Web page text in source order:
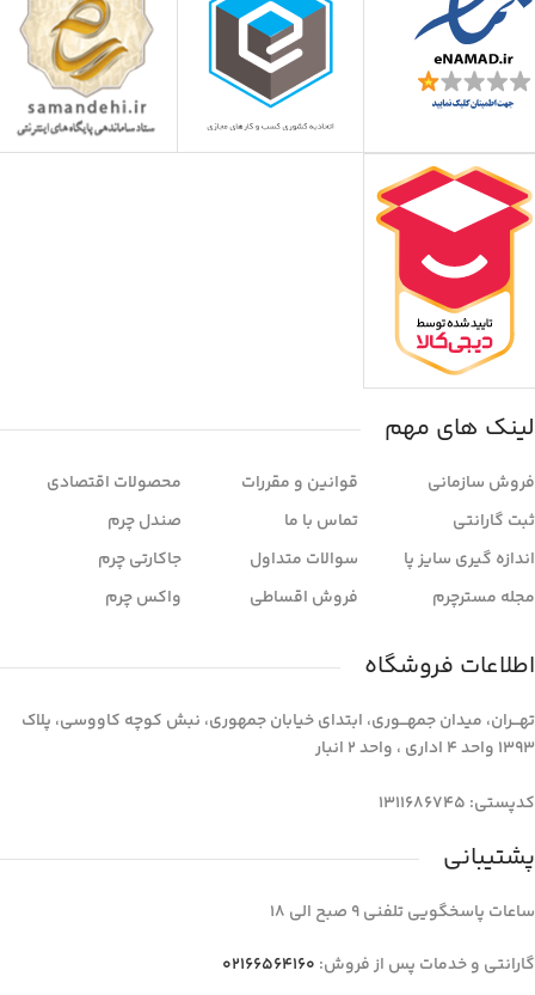
لینک های مهم
فروش سازمانی
ثبت گارانتی
اندازه گیری سایز پا
مجله مسترچرم
قوانین و مقررات
تماس با ما
سوالات متداول
فروش اقساطی
محصولات اقتصادی
صندل چرم
جاکارتی چرم
واکس چرم
اطلاعات فروشگاه
تهـــران، میدان جمهـــوری، ابتدای خیابان جمهوری، نبش کوچه کاووسی، پلاک
1393 واحد 4 اداری ، واحد 2 انبار
کدپستی: 1311686745
پشتیبانی
ساعات پاسخگویی تلفنی 9 صبح الی 18
گارانتی و خدمات پس از فروش: 02166564160